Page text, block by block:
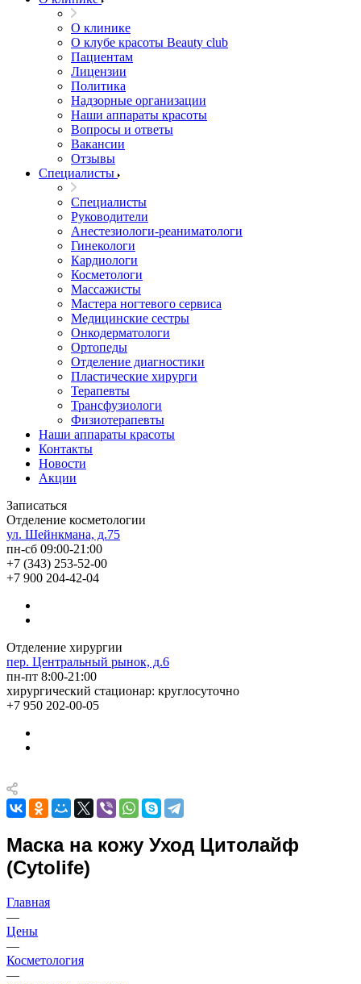
О клинике
О клубе красоты Beauty club
Пациентам
Лицензии
Политика
Надзорные организации
Наши аппараты красоты
Вопросы и ответы
Вакансии
Отзывы
Специалисты
Специалисты
Руководители
Анестезиологи-реаниматологи
Гинекологи
Кардиологи
Косметологи
Массажисты
Мастера ногтевого сервиса
Медицинские сестры
Онкодерматологи
Ортопеды
Отделение диагностики
Пластические хирурги
Терапевты
Трансфузиологи
Физиотерапевты
Наши аппараты красоты
Контакты
Новости
Акции
Записаться
Отделение косметологии
ул. Шейнкмана, д.75
пн-сб 09:00-21:00
+7 (343) 253-52-00
+7 900 204-42-04
Отделение хирургии
пер. Центральный рынок, д.6
пн-пт 8:00-21:00
хирургический стационар: круглосуточно
+7 950 202-00-05
Маска на кожу Уход Цитолайф
(Cytolife)
Главная
—
Цены
—
Косметология
—